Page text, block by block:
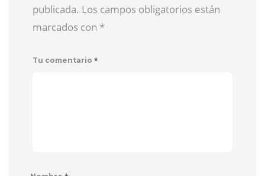
publicada. Los campos obligatorios están
marcados con *
Tu comentario *